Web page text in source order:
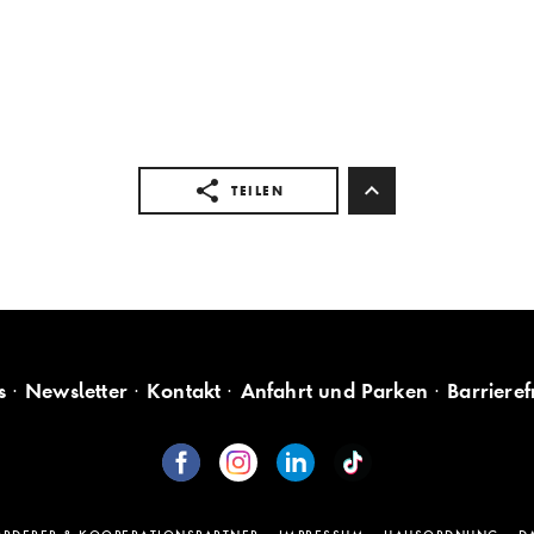
TEILEN
Newsletter Kontakt Anfahrt und Parken